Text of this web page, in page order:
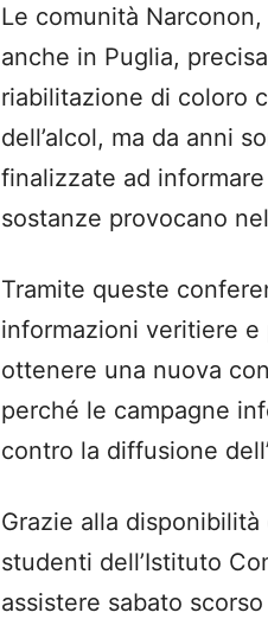
Le comunità
anche in Puglia,
riabilitazione di coloro
dell’alcol, ma da anni
finalizzate ad
sostanze provocano
Tramite queste
informazioni veritiere e
ottenere una nuova
perché le campagne
contro la diffusione
Grazie alla
studenti dell’Istituto
assistere sabato